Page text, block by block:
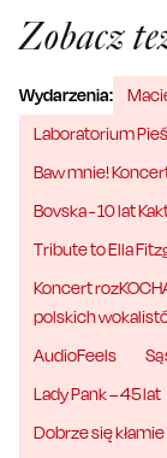
Zobacz
Wydarzenia:
Laboratorium
Baw mnie!
Bovska - 10 lat
Tribute to Ella
Koncert
polskich
AudioFeels
Lady Pank – 45 lat
Dobrze się kłamie